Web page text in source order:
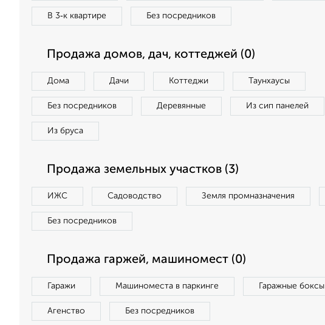
В 3‑к квартире Без посредников
Продажа домов, дач, коттеджей (0)
Дома Дачи Коттеджи Таунхаусы
Без посредников Деревянные Из сип панелей
Из бруса
Продажа земельных участков (3)
ИЖС Садоводство Земля промназначения
Без посредников
Продажа гаржей, машиномест (0)
Гаражи Машиноместа в паркинге Гаражные боксы
Агенство Без посредников